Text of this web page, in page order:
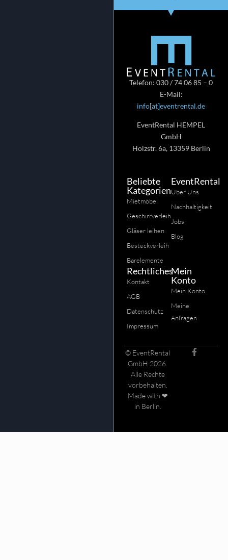
Telefon: 030 / 74 06 85 – 0
E-Mail:
info[at]eventrental.de
EventRental HEMPEL
GmbH
Holzstr. 6a, 13359 Berlin
Beliebte
Kategorien
Mietmöbel
Geschirrverleih
Gläser leihen
Besteckverleih
Barelemente
EventRental
Über Uns
Nachhaltigkeit
Jobs
Blog
Rechtliches
Kontakt
AGB
Datenschutz
Impressum
Mein
Konto
Mein Konto
Meine
Anfragen
© EventRental
GmbH 2026.
Alle Rechte
vorbehalten.
Made with ❤
in Berlin.